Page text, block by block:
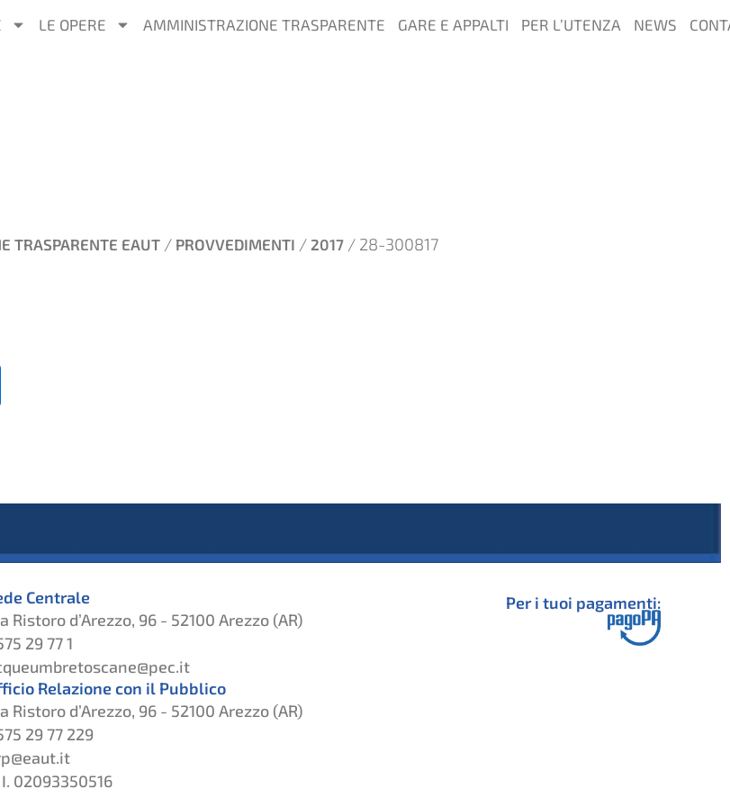
LE OPERE AMMINISTRAZIONE TRASPARENTE GARE E APPALTI PER L’UTENZA NEWS
TRASPARENTE EAUT/ PROVVEDIMENTI / 2017/ 28-300817
Centrale
Ristoro d’Arezzo, 96 - 52100 Arezzo (AR)
29 77 1
Relazione con il Pubblico
Ristoro d’Arezzo, 96 - 52100 Arezzo (AR)
29 77 229
I. 02093350516
Per i tuoi pagamenti: